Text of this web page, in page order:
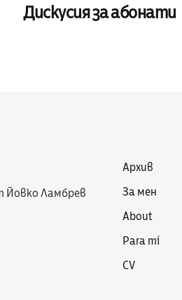
Дискусия за абонати
Йовко Ламбрев
Архив
За мен
About
Para mí
CV